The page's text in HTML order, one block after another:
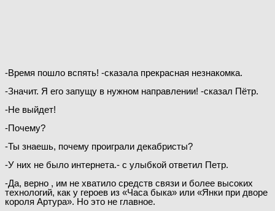
-Время пошло вспять! -сказала прекрасная незнакомка.
-Значит. Я его запущу в нужном направлении! -сказал Пётр.
-Не выйдет!
-Почему?
-Ты знаешь, почему проиграли декабристы?
-У них не было интернета.- с улыбкой ответил Петр.
-Да, верно , им не хватило средств связи и более высоких
технологий, как у героев из «Часа быка» или «Янки при дворе
короля Артура». Но это не главное.